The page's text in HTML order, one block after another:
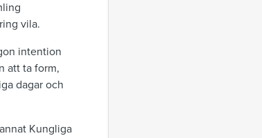
vila.
intention
att ta form,
dagar och
Kungliga